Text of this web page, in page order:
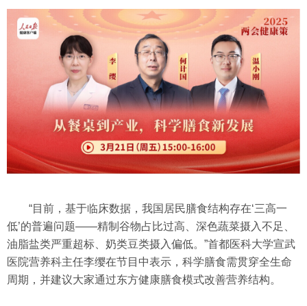
“目前，基于临床数据，我国居民膳食结构存在‘三高一
低’的普遍问题——精制谷物占比过高、深色蔬菜摄入不足、
油脂盐类严重超标、奶类豆类摄入偏低。”首都医科大学宣武
医院营养科主任李缨在节目中表示，科学膳食需贯穿全生命
周期，并建议大家通过东方健康膳食模式改善营养结构。